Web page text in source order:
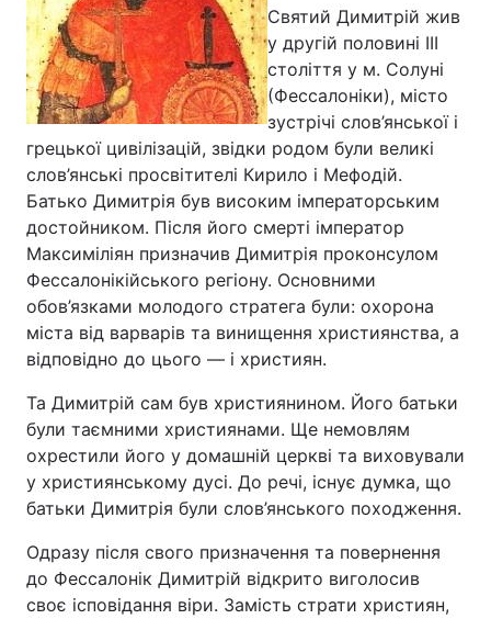
Святий Димитрій жив
у другій половині ІІІ
століття у м. Солуні
(Фессалоніки), місто
зустрічі слов’янської і
грецької цивілізацій, звідки родом були великі
слов’янські просвітителі Кирило і Мефодій.
Батько Димитрія був високим імператорським
достойником. Після його смерті імператор
Максиміліян призначив Димитрія проконсулом
Фессалонікійського регіону. Основними
обов’язками молодого стратега були: охорона
міста від варварів та винищення християнства, а
відповідно до цього — і християн.
Та Димитрій сам був християнином. Його батьки
були таємними християнами. Ще немовлям
охрестили його у домашній церкві та виховували
у християнському дусі. До речі, існує думка, що
батьки Димитрія були слов’янського походження.
Одразу після свого призначення та повернення
до Фессалонік Димитрій відкрито виголосив
своє ісповідання віри. Замість страти християн,